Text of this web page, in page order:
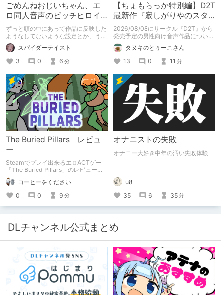
ごめんねおじいちゃん、エ
ロ同人音声のビッチヒロイ
ンに名前使って～過去作品
コンセプトを思い出そう～
ずっと頭の中にあって作品に反映した
ようなしてないような設定とか、うち
のヒロイン達の名づけの法則とかを頭
の中の映●研の金●さんに「そこにあ
っちゃいけねえんだよ」といわれたの
でとりあえず垂れ流します。
スパイダーテイスト
3
0 6 分
【ちょもらっか特別編】D2T
最新作『寂しがりやのスタ
ーダストと触れあって』制
作陣にインタビュー！🎤
2026/08/08にサークル『D2T』から
発売予定の男性向け音声作品について
逆神ラニさんと不束こけしさんにお話
聞いちゃいました！夏コミに関する告
知もあります！
タヌキのとぅーこさん
13
0 11 分
The Buried Pillars レビュ
ー
Steamでプレイ出来るエロACTゲー
「The Buried Pillars」のレビューで
す。
コーヒーをください
0
0 9 分
オナニストの失敗
オナニー大好き中年の汚い失敗体験
u8
35
6 35分
DLチャンネル公式まとめ